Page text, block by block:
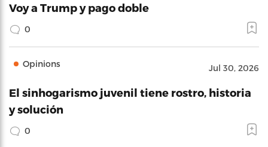
Voy a Trump y pago doble
0
Opinions Jul 30, 2026
El sinhogarismo juvenil tiene rostro, historia
y solución
0